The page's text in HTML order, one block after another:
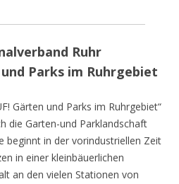
Ruhr
Parks im Ruhrgebiet
Gärten und Parks im Ruhrgebiet“
die Garten-und Parklandschaft
beginnt in der vorindustriellen Zeit
in einer kleinbäuerlichen
an den vielen Stationen von